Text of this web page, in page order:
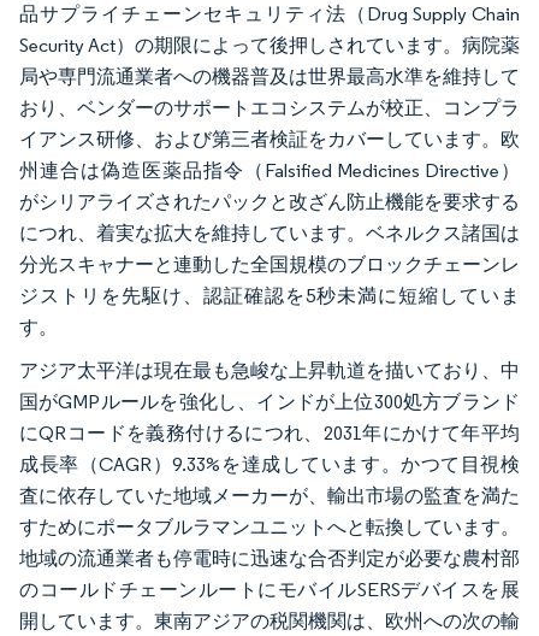
品サプライチェーンセキュリティ法（Drug Supply Chain
Security Act）の期限によって後押しされています。病院薬
局や専門流通業者への機器普及は世界最高水準を維持して
おり、ベンダーのサポートエコシステムが校正、コンプラ
イアンス研修、および第三者検証をカバーしています。欧
州連合は偽造医薬品指令（Falsified Medicines Directive）
がシリアライズされたパックと改ざん防止機能を要求する
につれ、着実な拡大を維持しています。ベネルクス諸国は
分光スキャナーと連動した全国規模のブロックチェーンレ
ジストリを先駆け、認証確認を5秒未満に短縮していま
す。
アジア太平洋は現在最も急峻な上昇軌道を描いており、中
国がGMPルールを強化し、インドが上位300処方ブランド
にQRコードを義務付けるにつれ、2031年にかけて年平均
成長率（CAGR）9.33%を達成しています。かつて目視検
査に依存していた地域メーカーが、輸出市場の監査を満た
すためにポータブルラマンユニットへと転換しています。
地域の流通業者も停電時に迅速な合否判定が必要な農村部
のコールドチェーンルートにモバイルSERSデバイスを展
開しています。東南アジアの税関機関は、欧州への次の輸